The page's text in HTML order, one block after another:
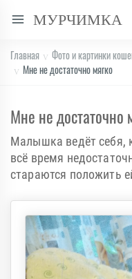
МУРЧИМКА
Главная Фото и картинки
Мне не достаточно мягко
Мне не достаточно
Малышка ведёт себя,
всё время
стараются положить